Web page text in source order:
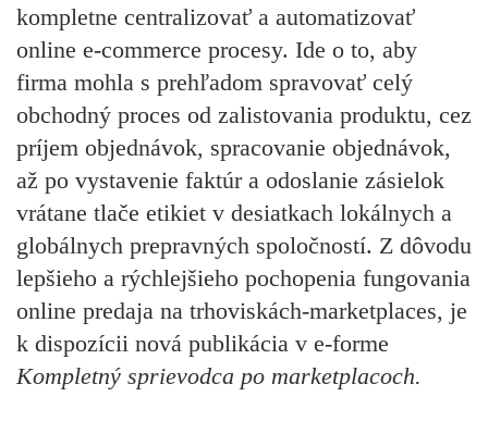
kompletne centralizovať a automatizovať
online e-commerce procesy. Ide o to, aby
firma mohla s prehľadom spravovať celý
obchodný proces od zalistovania produktu, cez
príjem objednávok, spracovanie objednávok,
až po vystavenie faktúr a odoslanie zásielok
vrátane tlače etikiet v desiatkach lokálnych a
globálnych prepravných spoločností. Z dôvodu
lepšieho a rýchlejšieho pochopenia fungovania
online predaja na trhoviskách-marketplaces, je
k dispozícii nová publikácia v e-forme
Kompletný sprievodca po marketplacoch.